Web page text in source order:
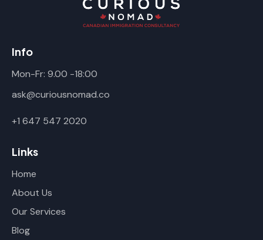
Info
Mon-Fr: 9.00 -18:00
ask@curiousnomad.co
+1 647 547 2020
Links
Home
About Us
Our Services
Blog